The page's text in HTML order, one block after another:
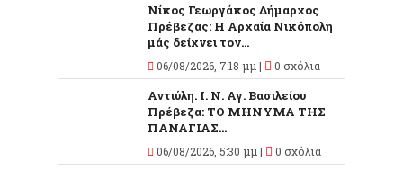
Νίκος Γεωργάκος Δήμαρχος
Πρέβεζας: Η Αρχαία Νικόπολη
μάς δείχνει τον...
06/08/2026, 7:18 μμ | 0 σχόλια
Αντιύλη. Ι. Ν. Αγ. Βασιλείου
Πρέβεζα: ΤΟ ΜΗΝΥΜΑ ΤΗΣ
ΠΑΝΑΓΙΑΣ...
06/08/2026, 5:30 μμ | 0 σχόλια